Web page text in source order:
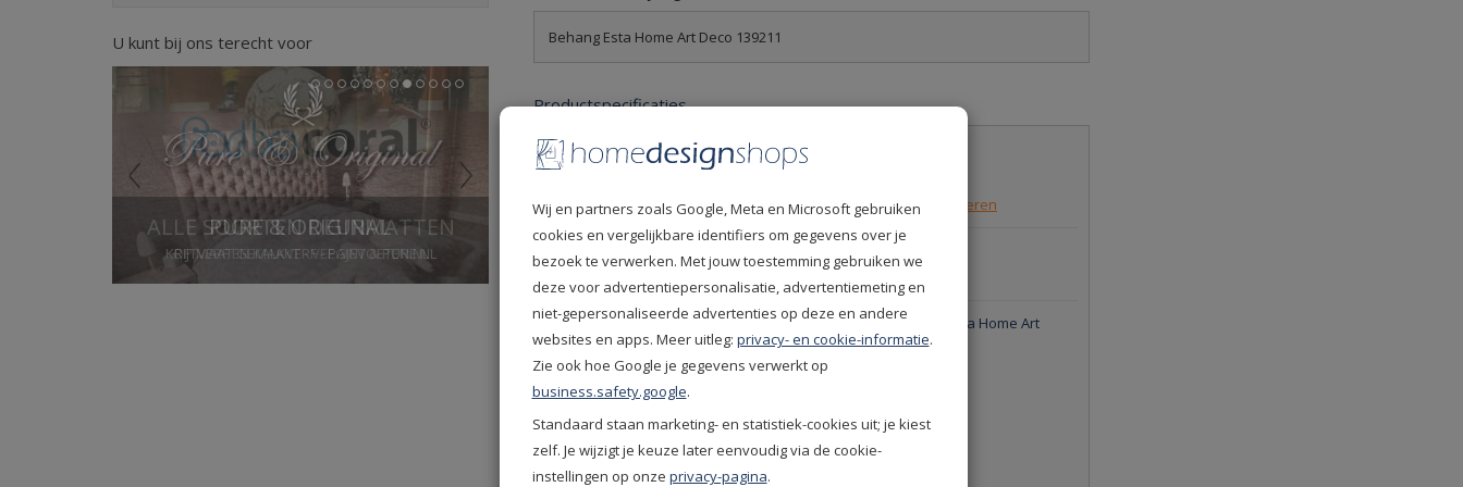
U kunt bij ons terecht voor
PURE & ORIGINAL
KRIJTVERF EN KALKVERF - PAINT & PURE.NL
Next
1 2 3 4 5 6 7 8 9 101112
Behang Esta Home Art Deco 139211
Productspecificaties
Levertijd
Retourvoorwaarden
30 dagen gratis retourneren
Productgroep
Esta Home Behang - Esta Home Art
Deco Behang
Kleur
Roze
Merken
Collectie
Art Deco
Soort behang
Normaal behang
Product
Wij en partners zoals Google, Meta en Microsoft gebruiken
cookies en vergelijkbare identifiers om gegevens over je
bezoek te verwerken. Met jouw toestemming gebruiken we
deze voor advertentiepersonalisatie, advertentiemeting en
niet-gepersonaliseerde advertenties op deze en andere
websites en apps. Meer uitleg: privacy- en cookie-informatie.
Zie ook hoe Google je gegevens verwerkt op
business.safety.google.
Standaard staan marketing- en statistiek-cookies uit; je kiest
zelf. Je wijzigt je keuze later eenvoudig via de cookie-
instellingen op onze privacy-pagina.